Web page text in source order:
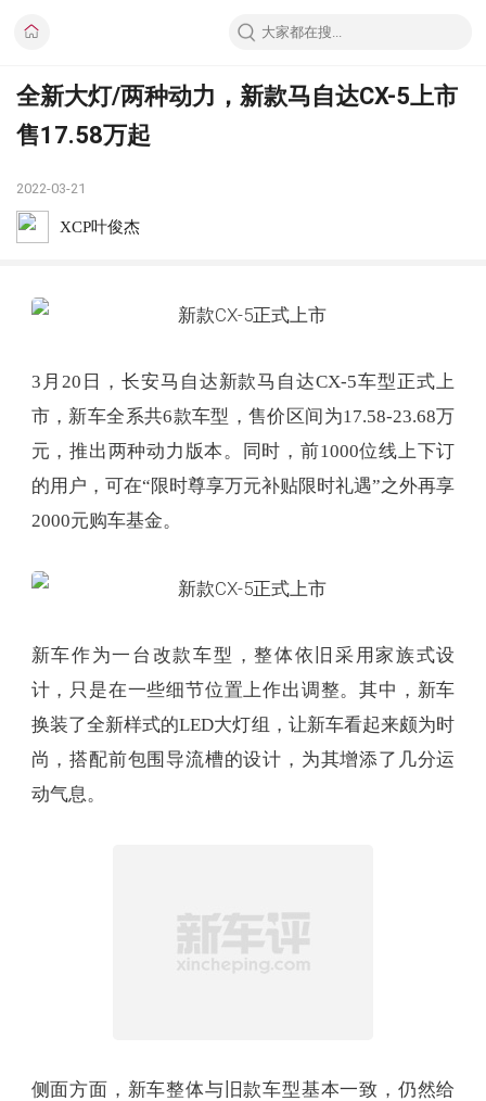
全新大灯/两种动力，新款马自达CX-5上市
售17.58万起
2022-03-21
XCP叶俊杰
3月20日，长安马自达新款马自达CX-5车型正式上
市，新车全系共6款车型，售价区间为17.58-23.68万
元，推出两种动力版本。同时，前1000位线上下订
的用户，可在“限时尊享万元补贴限时礼遇”之外再享
2000元购车基金。
新车作为一台改款车型，整体依旧采用家族式设
计，只是在一些细节位置上作出调整。其中，新车
换装了全新样式的LED大灯组，让新车看起来颇为时
尚，搭配前包围导流槽的设计，为其增添了几分运
动气息。
侧面方面，新车整体与旧款车型基本一致，仍然给